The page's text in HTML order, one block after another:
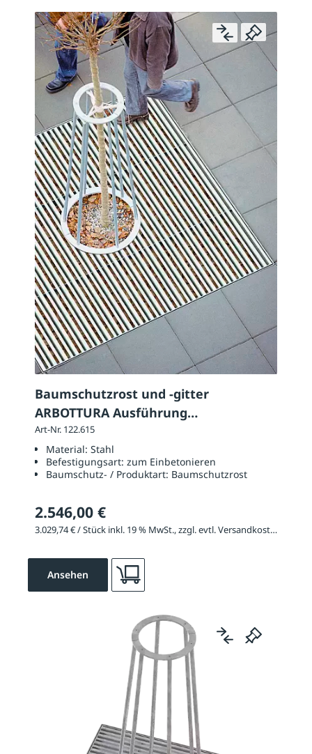
Baumschutzrost und -gitter
ARBOTTURA Ausführung
Baumschutzrost: quadratisch
Art-Nr. 122.615
Material: Stahl
Befestigungsart: zum Einbetonieren
Baumschutz- / Produktart: Baumschutzrost
2.546,00 €
3.029,74 € / Stück inkl. 19 % MwSt., zzgl. evtl. Versandkosten
Ansehen